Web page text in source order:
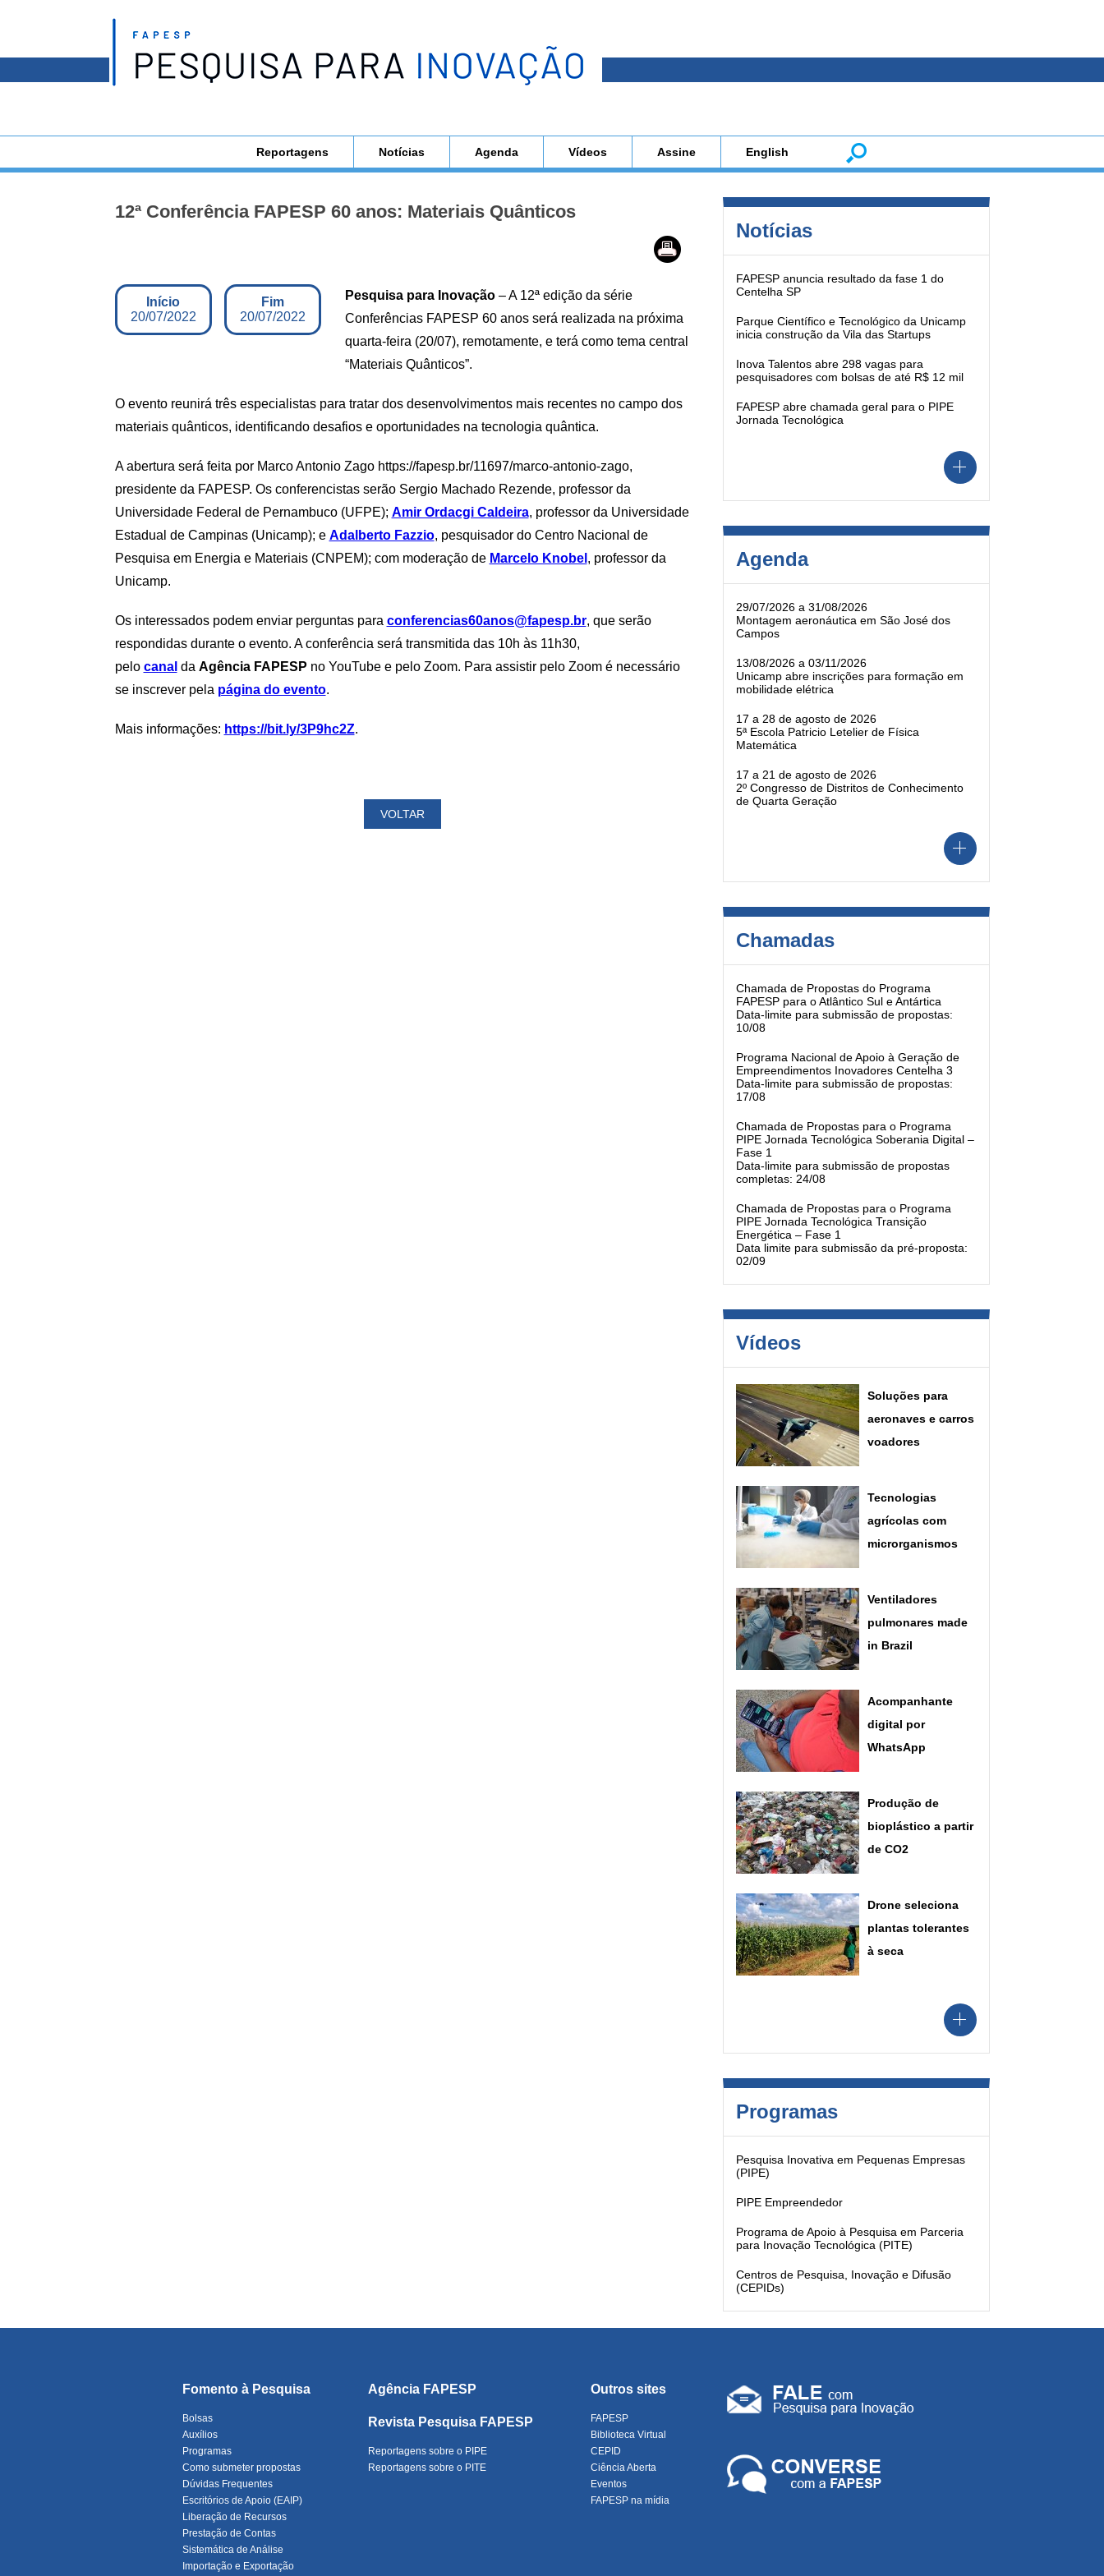
Reportagens Notícias Agenda Vídeos Assine English
12ª Conferência FAPESP 60 anos: Materiais Quânticos
Início
20/07/2022
Fim
20/07/2022
Pesquisa para Inovação– A 12ª edição da série
Conferências FAPESP 60 anos será realizada na próxima
quarta-feira (20/07), remotamente, e terá como tema central
“Materiais Quânticos”.
O evento reunirá três especialistas para tratar dos desenvolvimentos mais recentes no campo dos
materiais quânticos, identificando desafios e oportunidades na tecnologia quântica.
A abertura será feita por Marco Antonio Zago https://fapesp.br/11697/marco-antonio-zago,
presidente da FAPESP. Os conferencistas serão Sergio Machado Rezende, professor da
Universidade Federal de Pernambuco (UFPE); Amir Ordacgi Caldeira, professor da Universidade
Estadual de Campinas (Unicamp); e Adalberto Fazzio, pesquisador do Centro Nacional de
Pesquisa em Energia e Materiais (CNPEM); com moderação de Marcelo Knobel , professor da
Unicamp.
Os interessados podem enviar perguntas para conferencias60anos@fapesp.br, que serão
respondidas durante o evento. A conferência será transmitida das 10h às 11h30,
pelo canal da Agência FAPESP no YouTube e pelo Zoom. Para assistir pelo Zoom é necessário
se inscrever pela página do evento.
Mais informações: https://bit.ly/3P9hc2Z.
VOLTAR
Notícias
FAPESP anuncia resultado da fase 1 do
Centelha SP
Parque Científico e Tecnológico da Unicamp
inicia construção da Vila das Startups
Inova Talentos abre 298 vagas para
pesquisadores com bolsas de até R$ 12 mil
FAPESP abre chamada geral para o PIPE
Jornada Tecnológica
Agenda
29/07/2026 a 31/08/2026
Montagem aeronáutica em São José dos
Campos
13/08/2026 a 03/11/2026
Unicamp abre inscrições para formação em
mobilidade elétrica
17 a 28 de agosto de 2026
5ª Escola Patricio Letelier de Física
Matemática
17 a 21 de agosto de 2026
2º Congresso de Distritos de Conhecimento
de Quarta Geração
Chamadas
Chamada de Propostas do Programa
FAPESP para o Atlântico Sul e Antártica
Data-limite para submissão de propostas:
10/08
Programa Nacional de Apoio à Geração de
Empreendimentos Inovadores Centelha 3
Data-limite para submissão de propostas:
17/08
Chamada de Propostas para o Programa
PIPE Jornada Tecnológica Soberania Digital –
Fase 1
Data-limite para submissão de propostas
completas: 24/08
Chamada de Propostas para o Programa
PIPE Jornada Tecnológica Transição
Energética – Fase 1
Data limite para submissão da pré-proposta:
02/09
Vídeos
Soluções para
aeronaves e carros
voadores
Tecnologias
agrícolas com
microrganismos
Ventiladores
pulmonares made
in Brazil
Acompanhante
digital por
WhatsApp
Produção de
bioplástico a partir
de CO2
Drone seleciona
plantas tolerantes
à seca
Programas
Pesquisa Inovativa em Pequenas Empresas
(PIPE)
PIPE Empreendedor
Programa de Apoio à Pesquisa em Parceria
para Inovação Tecnológica (PITE)
Centros de Pesquisa, Inovação e Difusão
(CEPIDs)
Fomento à Pesquisa
Bolsas
Auxílios
Programas
Como submeter propostas
Dúvidas Frequentes
Escritórios de Apoio (EAIP)
Liberação de Recursos
Prestação de Contas
Sistemática de Análise
Importação e Exportação
Agência FAPESP
Revista Pesquisa FAPESP
Reportagens sobre o PIPE
Reportagens sobre o PITE
Outros sites
FAPESP
Biblioteca Virtual
CEPID
Ciência Aberta
Eventos
FAPESP na mídia